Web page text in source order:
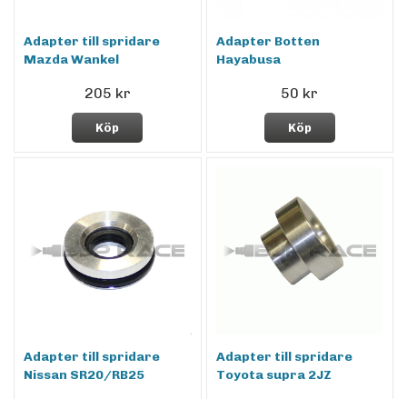
Adapter till spridare
Mazda Wankel
205 kr
Köp
Adapter Botten
Hayabusa
50 kr
Köp
Adapter till spridare
Nissan SR20/RB25
Adapter till spridare
Toyota supra 2JZ